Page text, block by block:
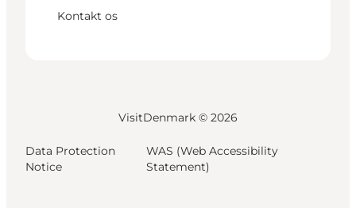
Kontakt os
VisitDenmark © 2026
Data Protection
Notice
WAS (Web Accessibility
Statement)